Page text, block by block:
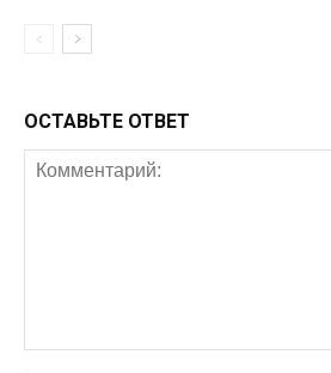
ОСТАВЬТЕ ОТВЕТ